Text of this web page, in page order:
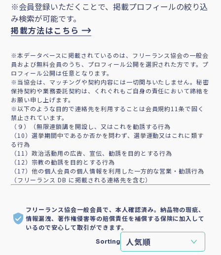
※会員登録いただくことで、掲載プロフィールの絞り込
み検索が可能です。
掲載方法はこちら
※本データベースに掲載されているのは、フリーランス協会の一般会
員および無料会員のうち、プロフィール公開を選択された方です。プ
ロフィール公開は任意となります。
※当協会は、マッチングや契約内容には一切関与いたしません。秘密
保持契約や業務委託契約は、くれぐれもご自身の責任において締結を
お願い申し上げます。
※以下のような目的で連絡先を利用することは会員規約11条で固く
禁止されています。
（９）（無限連鎖講を開設し、又はこれを勧誘する行為
（10）選挙期間中であるか否かを問わず、選挙運動又はこれに類す
る行為
（11）政治活動用の広告、宣伝、勧誘を目的とする行為
（12）宗教の勧誘を目的とする行為
（17）他の個人会員の個人情報を利用した一方的な営業・勧誘行為
（フリーランス DB に掲載される連絡先を含む）
フリーランス協会一般会員で、本人確認済み。納品物の瑕疵、
情報漏洩、著作権侵害等の賠償責任を補償する保険に加入して
いるので安心して取引ができます。
Sorting